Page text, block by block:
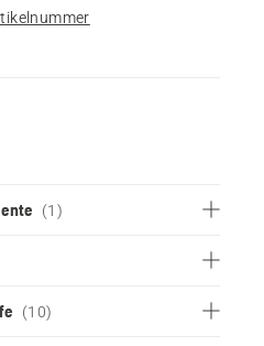
(1)
(10)